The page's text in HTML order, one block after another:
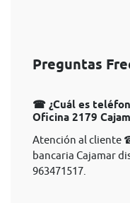
Preguntas
☎ ¿Cuál es
Oficina 2179
Atención al cliente
bancaria Cajamar
963471517.